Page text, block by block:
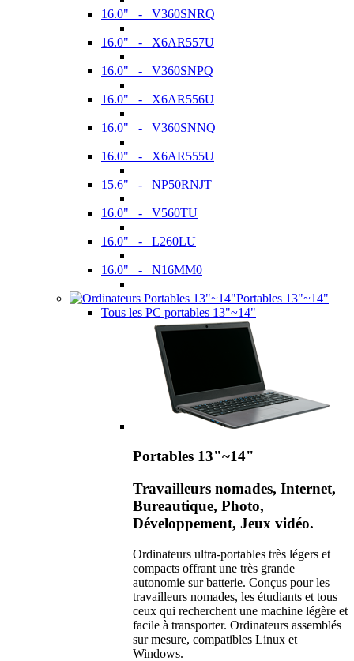
16.0" - V360SNRQ
16.0" - X6AR557U
16.0" - V360SNPQ
16.0" - X6AR556U
16.0" - V360SNNQ
16.0" - X6AR555U
15.6" - NP50RNJT
16.0" - V560TU
16.0" - L260LU
16.0" - N16MM0
Portables 13"~14"
Tous les PC portables 13"~14"
Portables 13"~14"
Travailleurs nomades, Internet,
Bureautique, Photo,
Développement, Jeux vidéo.
Ordinateurs ultra-portables très légers et
compacts offrant une très grande
autonomie sur batterie. Conçus pour les
travailleurs nomades, les étudiants et tous
ceux qui recherchent une machine légère et
facile à transporter. Ordinateurs assemblés
sur mesure, compatibles Linux et
Windows.